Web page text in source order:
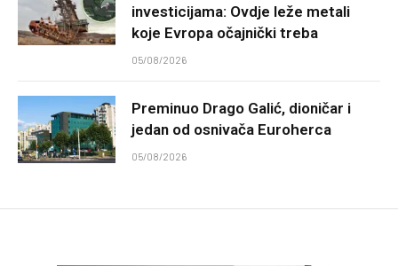
investicijama: Ovdje leže metali
koje Evropa očajnički treba
05/08/2026
Preminuo Drago Galić, dioničar i
jedan od osnivača Euroherca
05/08/2026